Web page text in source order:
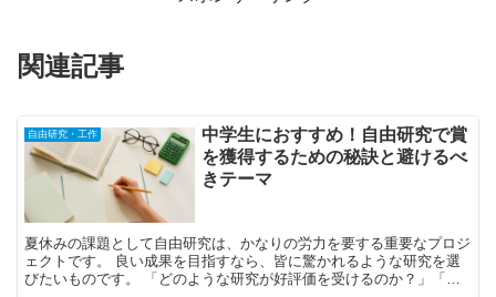
関連記事
自由研究・工作
中学生におすすめ！自由研究で賞
を獲得するための秘訣と避けるべ
きテーマ
夏休みの課題として自由研究は、かなりの労力を要する重要なプロジ
ェクトです。 良い成果を目指すなら、皆に驚かれるような研究を選
びたいものです。 「どのような研究が好評価を受けるのか？」「避